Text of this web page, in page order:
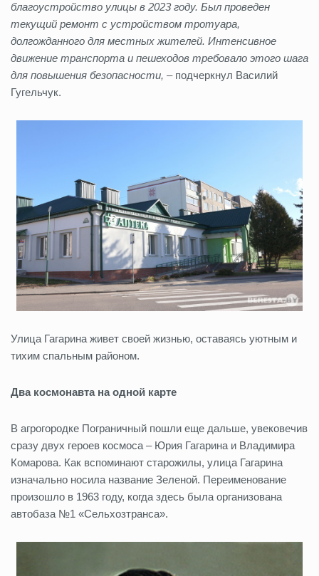
благоустройство улицы в 2023 году. Был проведен
текущий ремонт с устройством тротуара,
долгожданного для местных жителей. Интенсивное
движение транспорта и пешеходов требовало этого шага
для повышения безопасности, – подчеркнул Василий
Гугельчук.
Улица Гагарина живет своей жизнью, оставаясь уютным и
тихим спальным районом.
Два космонавта на одной карте
В агрогородке Пограничный пошли еще дальше, увековечив
сразу двух героев космоса – Юрия Гагарина и Владимира
Комарова. Как вспоминают старожилы, улица Гагарина
изначально носила название Зеленой. Переименование
произошло в 1963 году, когда здесь была организована
автобаза №1 «Сельхозтранса».